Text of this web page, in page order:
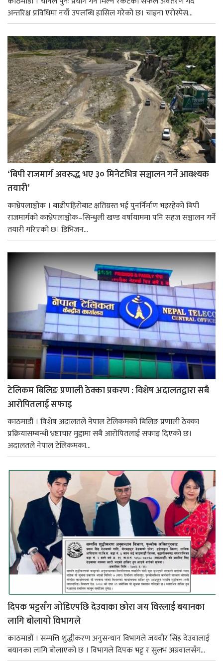
अन्तरिक्ष प्रविधिमा नयाँ उपलब्धि हासिल गरेको छ। चाइना एरोस्पेस...
‘बिपी राजमार्ग अवरुद्ध भए ३० मिनेटभित्र सञ्चालन गर्ने आवश्यक
तयारी’
काभ्रेपलाञ्चोक । बाढीपहिरोबाट क्षतिग्रस्त भई पुनर्निर्माण भइरहेको बिपी
राजमार्गको काभ्रेपलाञ्चोक–सिन्धुली खण्ड वर्षायाममा पनि सहज सञ्चालन गर्ने
तयारी गरिएको छ। डिभिजन...
टेलिकम बिलिङ प्रणाली ठेक्का प्रकरण : विशेष अदालतद्वारा सबै
आरोपितलाई सफाइ
काठमाडौं । विशेष अदालतले नेपाल टेलिकमको बिलिङ प्रणाली ठेक्का
प्रक्रियासम्बन्धी भ्रष्टाचार मुद्दामा सबै आरोपितलाई सफाइ दिएको छ।
अदालतले नेपाल टेलिकमका...
दिपक भट्टसँग जोडिएपछि देउवाका छोरा जय विरलाई बयानका
लागि बोलायो विभागले
काठमाडौं । सम्पत्ति शुद्धीकरण अनुसन्धान विभागले जयवीर सिंह देउवालाई
बयानका लागि बोलाएको छ । विभागले दिपक भट्ट र सुलभ अग्रवालसँग...